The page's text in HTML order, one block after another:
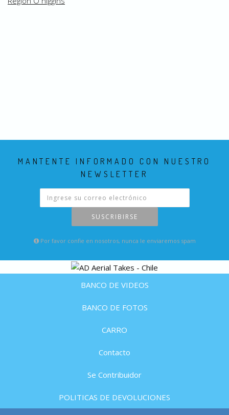
MANTENTE INFORMADO CON NUESTRO
NEWSLETTER
SUSCRIBIRSE
Por favor confie en nosotros, nunca le enviaremos spam
BANCO DE VIDEOS
BANCO DE FOTOS
CARRO
Contacto
Se Contribuidor
POLITICAS DE DEVOLUCIONES